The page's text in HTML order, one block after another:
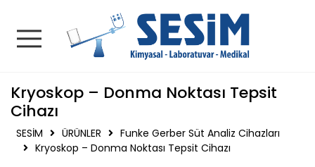
SESİM | Kimyasal -
Kryoskop – Donma Noktası Tepsit
Cihazı
SESİM ÜRÜNLER
Funke Gerber Süt Analiz Cihazları
Kryoskop – Donma Noktası Tepsit Cihazı